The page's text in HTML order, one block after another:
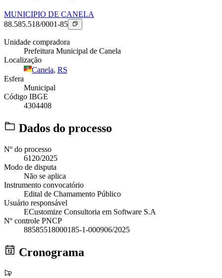
MUNICIPIO DE CANELA
88.585.518/0001-85
Unidade compradora
Prefeitura Municipal de Canela
Localização
Canela, RS
Esfera
Municipal
Código IBGE
4304408
Dados do processo
Nº do processo
6120/2025
Modo de disputa
Não se aplica
Instrumento convocatório
Edital de Chamamento Público
Usuário responsável
ECustomize Consultoria em Software S.A
Nº controle PNCP
88585518000185-1-000906/2025
Cronograma